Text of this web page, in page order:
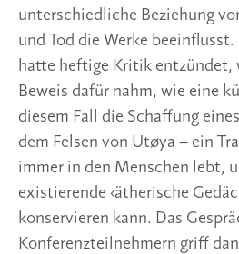
unterschiedliche Beziehung
und Tod die Werke
hatte heftige Kritik entzündet,
Beweis dafür nahm, wie eine
diesem Fall die Schaffung
dem Felsen von Utøya – ein
immer in den Menschen lebt,
existierende ‹ätherische
konservieren kann. Das
Konferenzteilnehmern griff